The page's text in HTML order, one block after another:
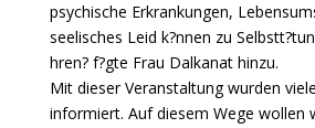
psychische Erkrankungen,
seelisches Leid k?nnen zu
hren? f?gte Frau Dalkanat hinzu.
Mit dieser Veranstaltung wurden
informiert. Auf diesem Wege wollen